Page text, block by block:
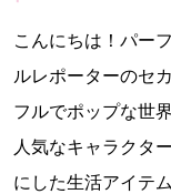
こんにちは！パー
ルレポーターのセ
フルでポップな世
人気なキャラクタ
にした生活アイテ